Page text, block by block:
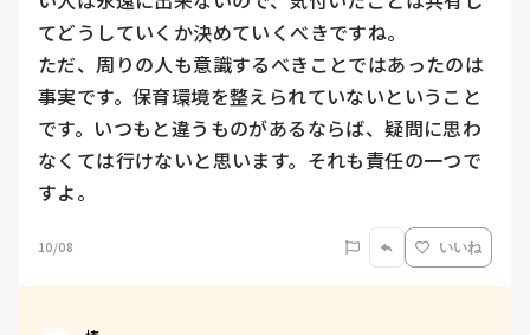
てどうしていくか決めていくべきですね。
ただ、周りの人も意識するべきことではあったのは
事実です。保育環境を整えられていないということ
です。いつもと違うものがあるならば、疑問に思わ
なくては行けないと思います。それも責任の一つで
すよ。
10/08 いいね